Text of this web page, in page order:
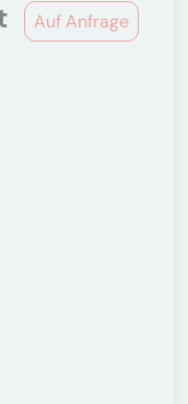
Auf Anfrage